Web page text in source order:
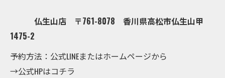
仏生山店 〒761-8078 香川県高松市仏生山甲
1475-2
予約方法：公式LINEまたはホームページから
→公式HPはコチラ